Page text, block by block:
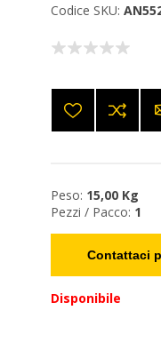
Codice SKU:
Peso: 15,00 Kg
Pezzi / Pacco: 1
Contattaci
Disponibile